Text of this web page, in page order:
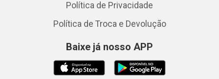
Política de Privacidade
Política de Troca e Devolução
Baixe já nosso APP